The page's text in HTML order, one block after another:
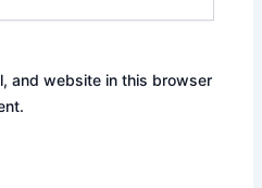
and website in this browser